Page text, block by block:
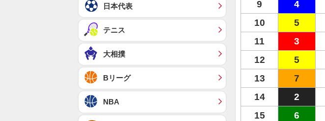
9
4
10
5
11
3
12
5
13
7
14
2
15
6
日本代表
テニス
大相撲
Bリーグ
NBA